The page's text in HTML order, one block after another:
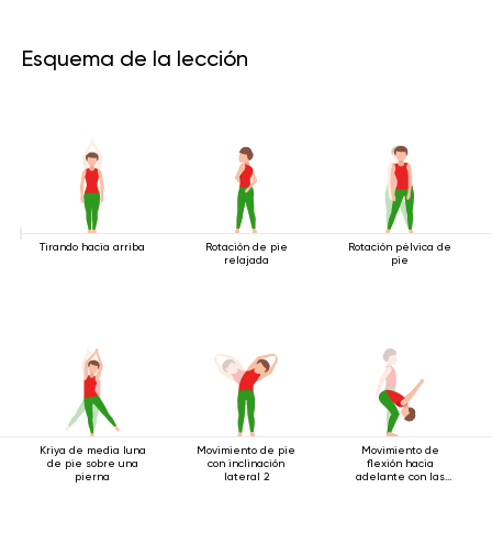
Esquema de la lección
Tirando hacia arriba
Rotación de pie
relajada
Rotación pélvica de
pie
Kriya de media luna
de pie sobre una
pierna
Movimiento de pie
con inclinación
lateral 2
Movimiento de
flexión hacia
adelante con las